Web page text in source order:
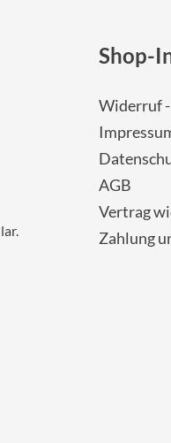
.
Shop-
Widerruf
AGB
Vertrag
Zahlung